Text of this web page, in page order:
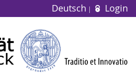
Deutsch Login